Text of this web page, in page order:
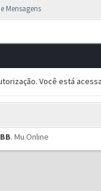
Mensagens
Você está
. Mu Online